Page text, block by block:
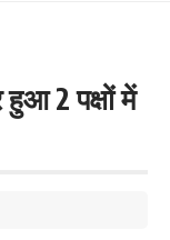
2 पक्षों में